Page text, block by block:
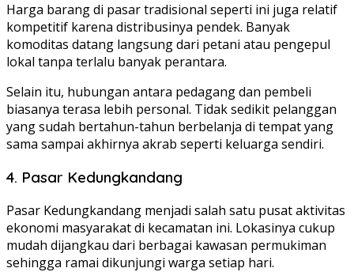
Harga barang di pasar tradisional seperti ini juga relatif
kompetitif karena distribusinya pendek. Banyak
komoditas datang langsung dari petani atau pengepul
lokal tanpa terlalu banyak perantara.
Selain itu, hubungan antara pedagang dan pembeli
biasanya terasa lebih personal. Tidak sedikit pelanggan
yang sudah bertahun-tahun berbelanja di tempat yang
sama sampai akhirnya akrab seperti keluarga sendiri.
4. Pasar Kedungkandang
Pasar Kedungkandang menjadi salah satu pusat aktivitas
ekonomi masyarakat di kecamatan ini. Lokasinya cukup
mudah dijangkau dari berbagai kawasan permukiman
sehingga ramai dikunjungi warga setiap hari.